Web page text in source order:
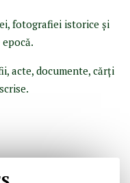
fotografiei istorice şi
acte, documente, cărţi